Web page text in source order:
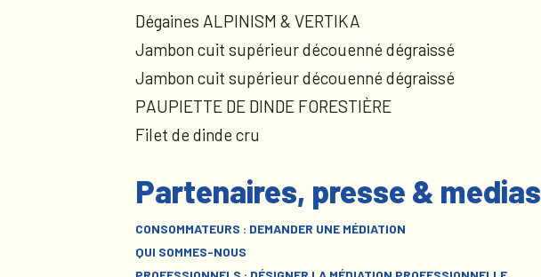
Dégaines ALPINISM & VERTIKA
Jambon cuit supérieur découenné dégraissé
Jambon cuit supérieur découenné dégraissé
PAUPIETTE DE DINDE FORESTIÈRE
Filet de dinde cru
Partenaires, presse & medias
CONSOMMATEURS : DEMANDER UNE MÉDIATION
QUI SOMMES-NOUS